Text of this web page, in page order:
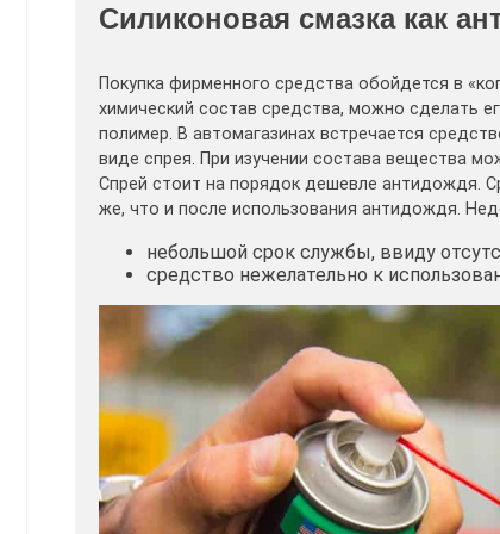
Силиконовая смазка как
Покупка фирменного средства обойдется в
химический состав средства, можно сделать
полимер. В автомагазинах встречается
виде спрея. При изучении состава вещества
Спрей стоит на порядок дешевле антидождя.
же, что и после использования антидождя.
небольшой срок службы, ввиду
средство нежелательно к